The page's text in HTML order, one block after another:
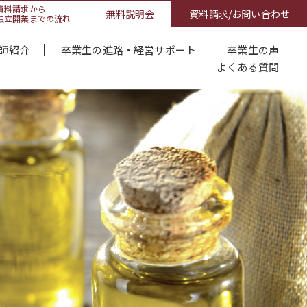
料請求から
立開業までの流れ
無料説明会 資料請求/お問い合わせ
紹介 卒業生の進路・経営サポート
卒業生の声
よくある質問